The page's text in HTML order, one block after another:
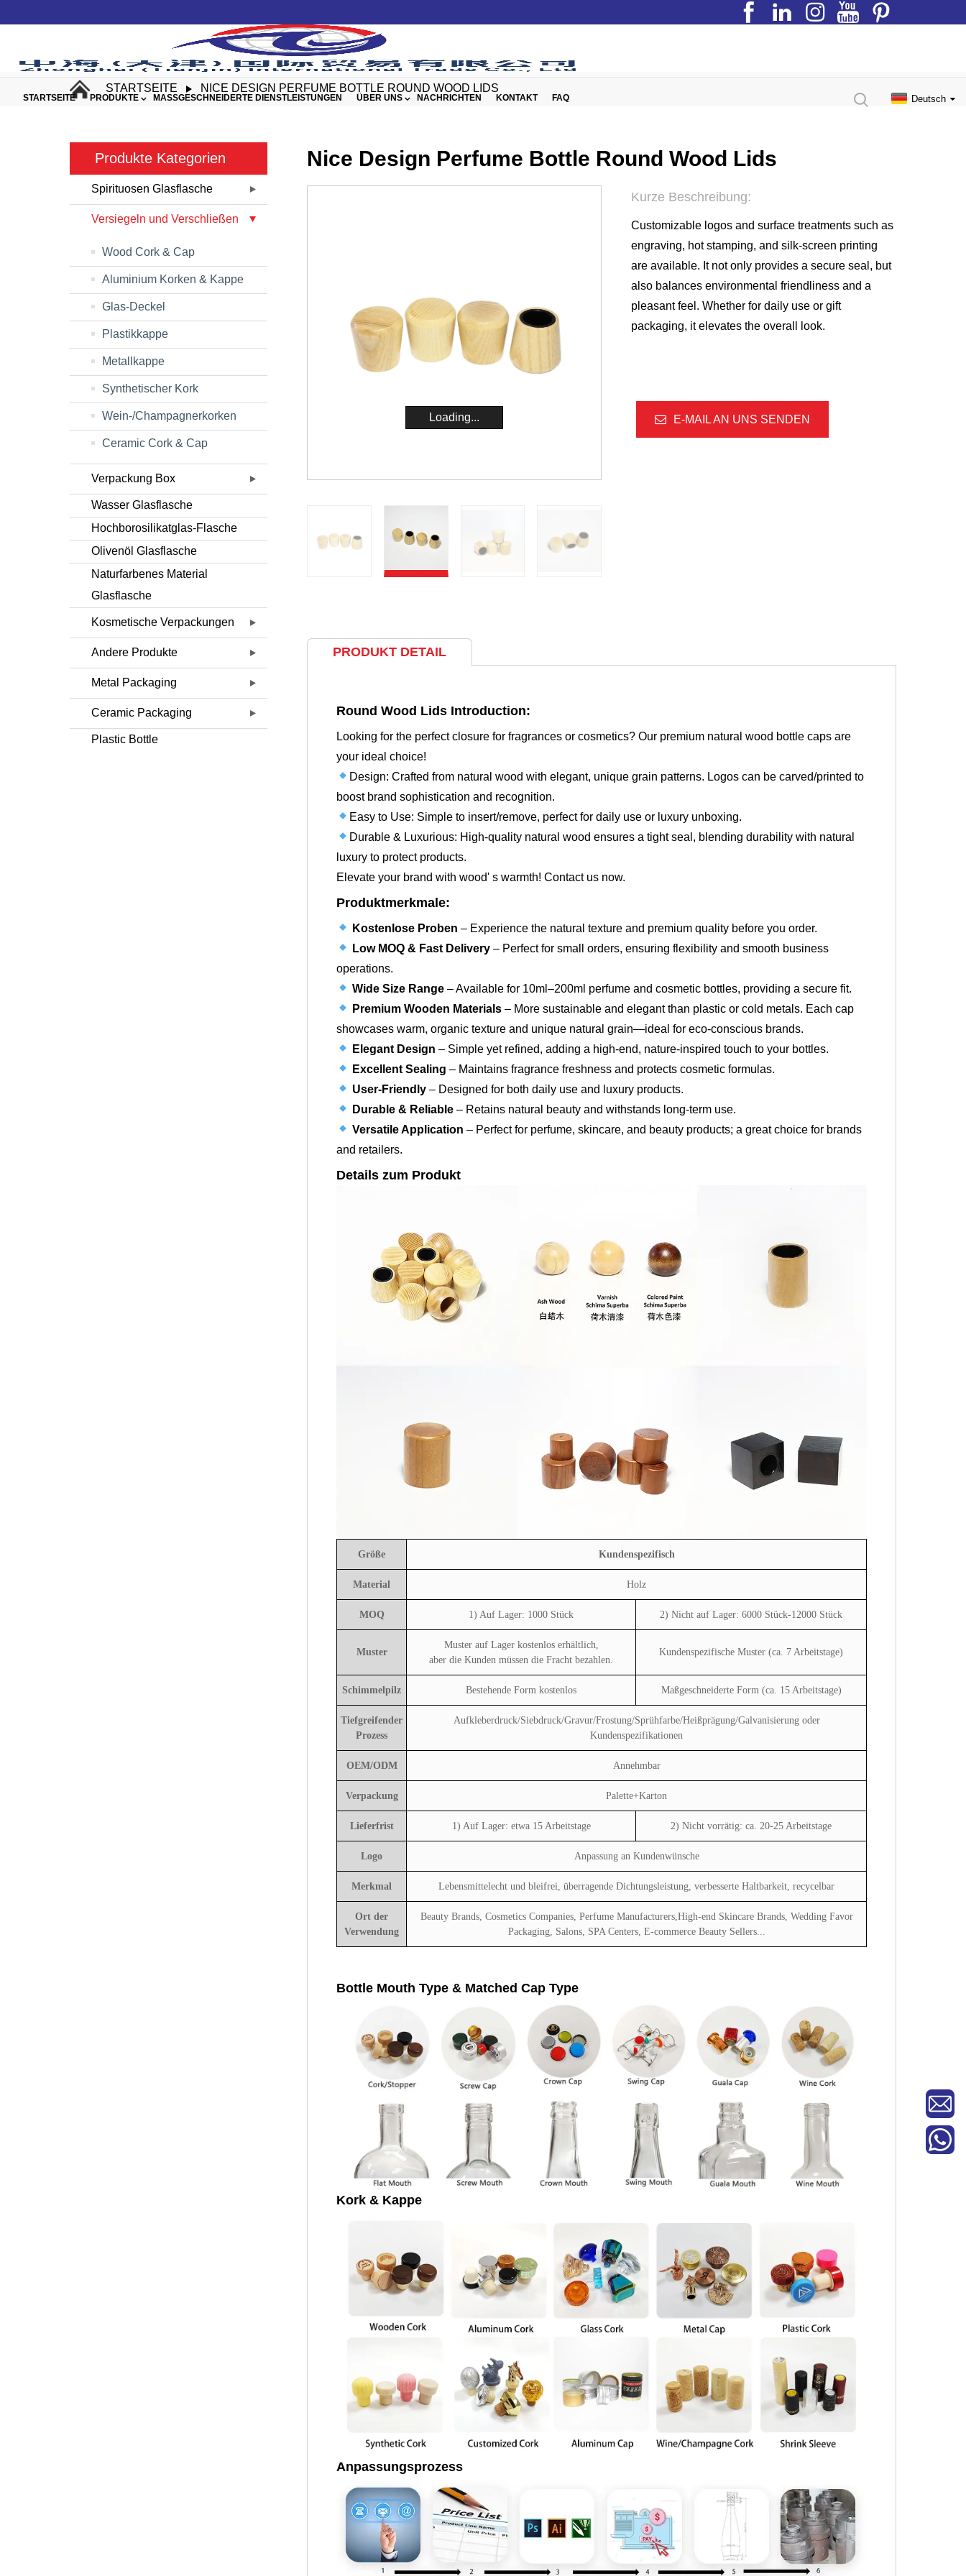
STARTSEITE PRODUKTE MASSGESCHNEIDERTE DIENSTLEISTUNGEN ÜBER UNS NACHRICHTEN KONTAKT FAQ Deutsch
STARTSEITE NICE DESIGN PERFUME BOTTLE ROUND WOOD LIDS
Produkte Kategorien
Spirituosen Glasflasche
Versiegeln und Verschließen
Wood Cork & Cap
Aluminium Korken & Kappe
Glas-Deckel
Plastikkappe
Metallkappe
Synthetischer Kork
Wein-/Champagnerkorken
Ceramic Cork & Cap
Verpackung Box
Wasser Glasflasche
Hochborosilikatglas-Flasche
Olivenöl Glasflasche
Naturfarbenes Material
Glasflasche
Kosmetische Verpackungen
Andere Produkte
Metal Packaging
Ceramic Packaging
Plastic Bottle
Nice Design Perfume Bottle Round Wood Lids
Loading...
Kurze Beschreibung:
Customizable logos and surface treatments such as
engraving, hot stamping, and silk-screen printing
are available. It not only provides a secure seal, but
also balances environmental friendliness and a
pleasant feel. Whether for daily use or gift
packaging, it elevates the overall look.
E-MAIL AN UNS SENDEN
PRODUKT DETAIL
Round Wood Lids Introduction:
Looking for the perfect closure for fragrances or cosmetics? Our premium natural wood bottle caps are
your ideal choice!
Design: Crafted from natural wood with elegant, unique grain patterns. Logos can be carved/printed to
boost brand sophistication and recognition.
Easy to Use: Simple to insert/remove, perfect for daily use or luxury unboxing.
Durable & Luxurious: High-quality natural wood ensures a tight seal, blending durability with natural
luxury to protect products.
Elevate your brand with wood' s warmth! Contact us now.
Produktmerkmale:
Kostenlose Proben – Experience the natural texture and premium quality before you order.
Low MOQ & Fast Delivery – Perfect for small orders, ensuring flexibility and smooth business
operations.
Wide Size Range – Available for 10ml–200ml perfume and cosmetic bottles, providing a secure fit.
Premium Wooden Materials – More sustainable and elegant than plastic or cold metals. Each cap
showcases warm, organic texture and unique natural grain—ideal for eco-conscious brands.
Elegant Design – Simple yet refined, adding a high-end, nature-inspired touch to your bottles.
Excellent Sealing – Maintains fragrance freshness and protects cosmetic formulas.
User-Friendly – Designed for both daily use and luxury products.
Durable & Reliable – Retains natural beauty and withstands long-term use.
Versatile Application – Perfect for perfume, skincare, and beauty products; a great choice for brands
and retailers.
Details zum Produkt
Größe Kundenspezifisch
Material Holz
MOQ 1) Auf Lager: 1000 Stück 2) Nicht auf Lager: 6000 Stück-12000 Stück
Muster
Muster auf Lager kostenlos erhältlich,
aber die Kunden müssen die Fracht bezahlen.
Kundenspezifische Muster (ca. 7 Arbeitstage)
Schimmelpilz Bestehende Form kostenlos Maßgeschneiderte Form (ca. 15 Arbeitstage)
Tiefgreifender
Prozess
Aufkleberdruck/Siebdruck/Gravur/Frostung/Sprühfarbe/Heißprägung/Galvanisierung oder
Kundenspezifikationen
OEM/ODM Annehmbar
Verpackung Palette+Karton
Lieferfrist 1) Auf Lager: etwa 15 Arbeitstage 2) Nicht vorrätig: ca. 20-25 Arbeitstage
Logo Anpassung an Kundenwünsche
Merkmal Lebensmittelecht und bleifrei, überragende Dichtungsleistung, verbesserte Haltbarkeit, recycelbar
Ort der
Verwendung
Beauty Brands, Cosmetics Companies, Perfume Manufacturers,High-end Skincare Brands, Wedding Favor
Packaging, Salons, SPA Centers, E-commerce Beauty Sellers...
Bottle Mouth Type & Matched Cap Type
Kork & Kappe
Anpassungsprozess